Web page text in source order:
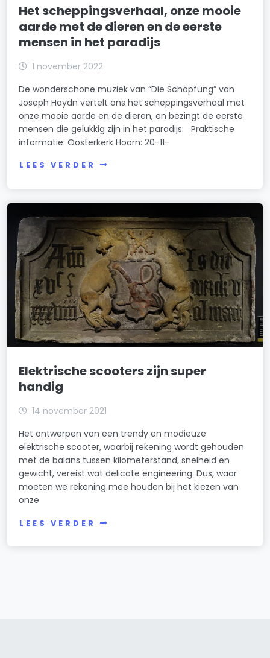
Het scheppingsverhaal, onze mooie
aarde met de dieren en de eerste
mensen in het paradijs
1 november 2022
De wonderschone muziek van “Die Schöpfung” van
Joseph Haydn vertelt ons het scheppingsverhaal met
onze mooie aarde en de dieren, en bezingt de eerste
mensen die gelukkig zijn in het paradijs. Praktische
informatie: Oosterkerk Hoorn: 20-11-
LEES VERDER
Elektrische scooters zijn super
handig
14 november 2021
Het ontwerpen van een trendy en modieuze
elektrische scooter, waarbij rekening wordt gehouden
met de balans tussen kilometerstand, snelheid en
gewicht, vereist wat delicate engineering. Dus, waar
moeten we rekening mee houden bij het kiezen van
onze
LEES VERDER